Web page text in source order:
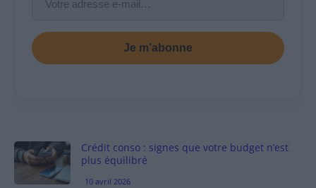
Je m’abonne
Crédit conso : signes que votre budget n’est
plus équilibré
10 avril 2026